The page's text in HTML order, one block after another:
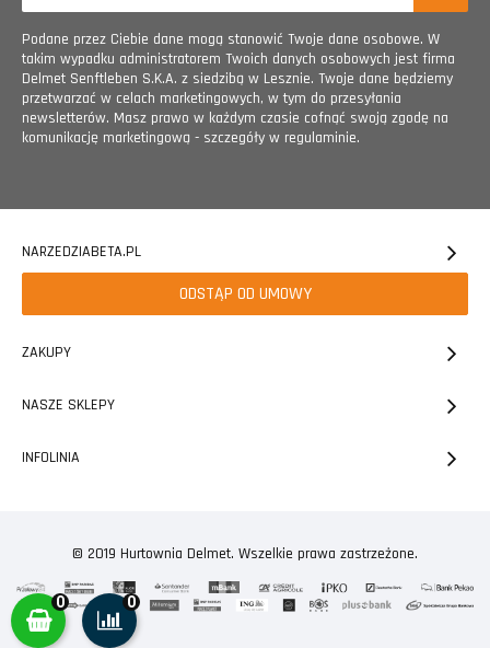
Podane przez Ciebie dane mogą stanowić Twoje dane osobowe. W
takim wypadku administratorem Twoich danych osobowych jest firma
Delmet Senftleben S.K.A. z siedzibą w Lesznie. Twoje dane będziemy
przetwarzać w celach marketingowych, w tym do przesyłania
newsletterów. Masz prawo w każdym czasie cofnąć swoją zgodę na
komunikację marketingową - szczegóły w regulaminie.
NARZEDZIABETA.PL
ODSTĄP OD UMOWY
ZAKUPY
NASZE SKLEPY
INFOLINIA
© 2019 Hurtownia Delmet. Wszelkie prawa zastrzeżone.
0 0